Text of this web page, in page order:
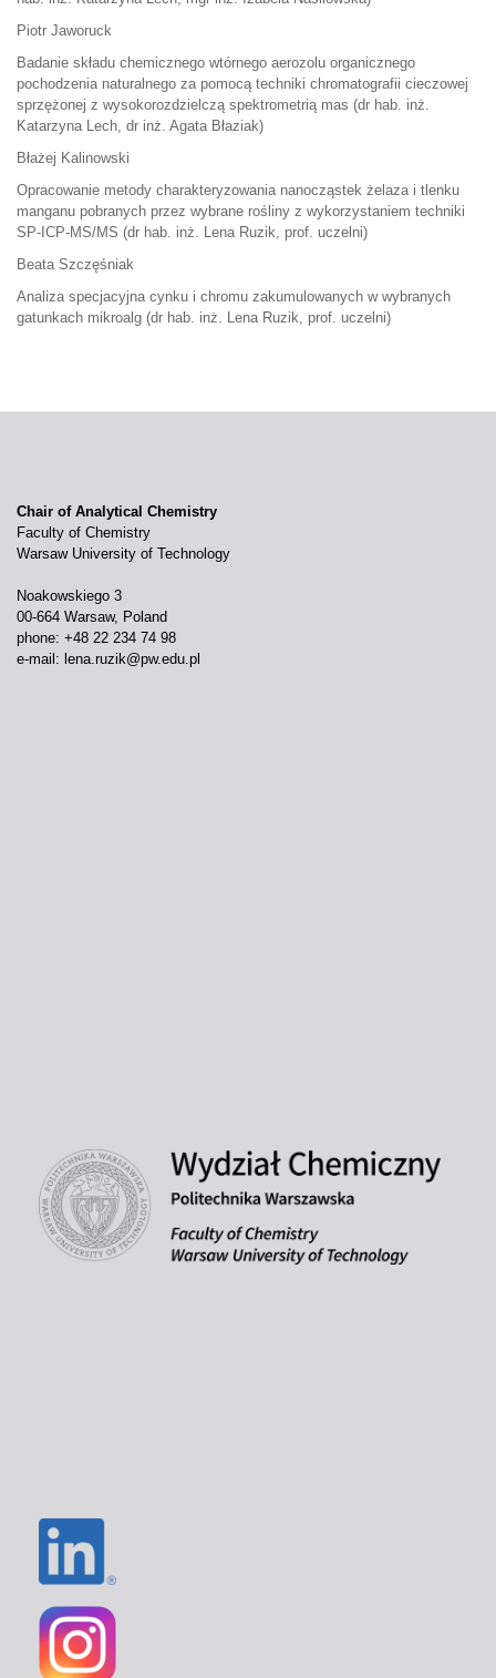
Piotr Jaworuck
Badanie składu chemicznego wtórnego aerozolu organicznego
pochodzenia naturalnego za pomocą techniki chromatografii cieczowej
sprzężonej z wysokorozdzielczą spektrometrią mas (dr hab. inż.
Katarzyna Lech, dr inż. Agata Błaziak)
Błażej Kalinowski
Opracowanie metody charakteryzowania nanocząstek żelaza i tlenku
manganu pobranych przez wybrane rośliny z wykorzystaniem techniki
SP-ICP-MS/MS (dr hab. inż. Lena Ruzik, prof. uczelni)
Beata Szczęśniak
Analiza specjacyjna cynku i chromu zakumulowanych w wybranych
gatunkach mikroalg (dr hab. inż. Lena Ruzik, prof. uczelni)
Chair of Analytical Chemistry
Faculty of Chemistry
Warsaw University of Technology
Noakowskiego 3
00-664 Warsaw, Poland
phone: +48 22 234 74 98
e-mail: lena.ruzik@pw.edu.pl